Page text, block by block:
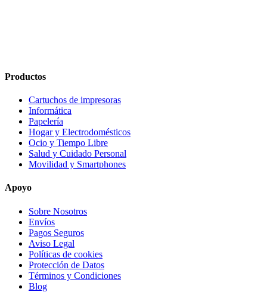
Productos
Cartuchos de impresoras
Informática
Papelería
Hogar y Electrodomésticos
Ocio y Tiempo Libre
Salud y Cuidado Personal
Movilidad y Smartphones
Apoyo
Sobre Nosotros
Envíos
Pagos Seguros
Aviso Legal
Políticas de cookies
Protección de Datos
Términos y Condiciones
Blog